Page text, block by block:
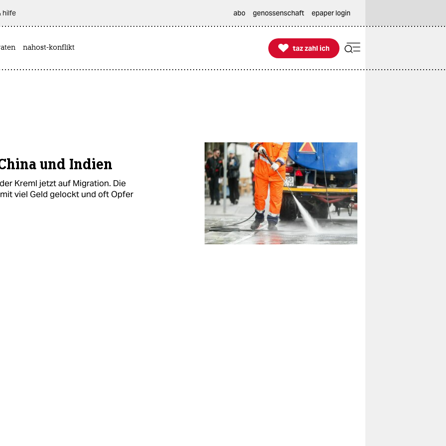
hilfe abo genossenschaft epaper login
nahost-konflikt 
taz zahl ich
taz zahl ich
und Indien
Kreml jetzt auf Migration. Die
viel Geld gelockt und oft Opfer